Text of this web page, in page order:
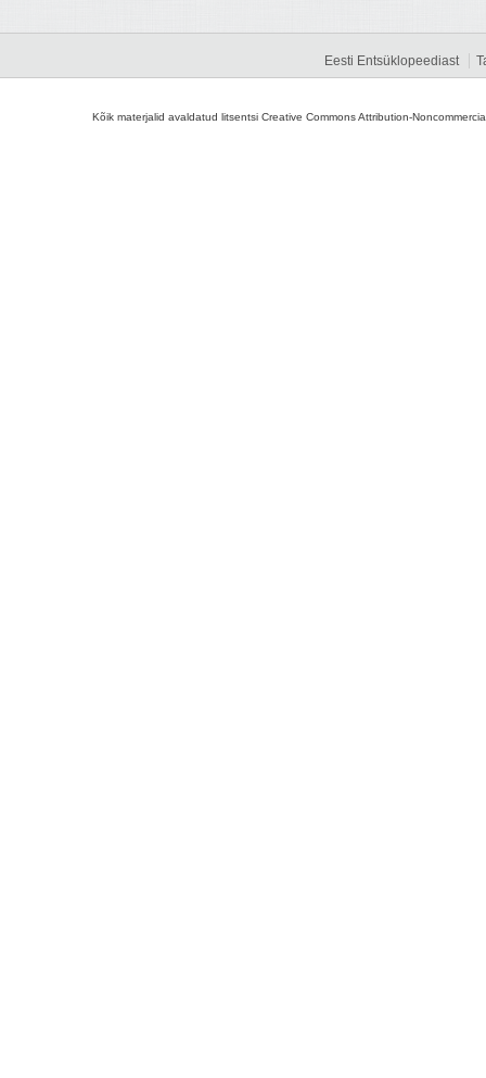
Eesti Entsüklopeediast
Kõik materjalid avaldatud litsentsi Creative Commons Attribution-